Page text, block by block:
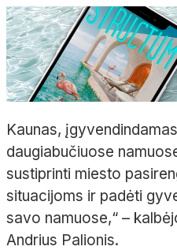
Kaunas,
daugiabučiuose
sustiprinti miesto
situacijoms ir padėti
savo namuose,“ –
Andrius Palionis.